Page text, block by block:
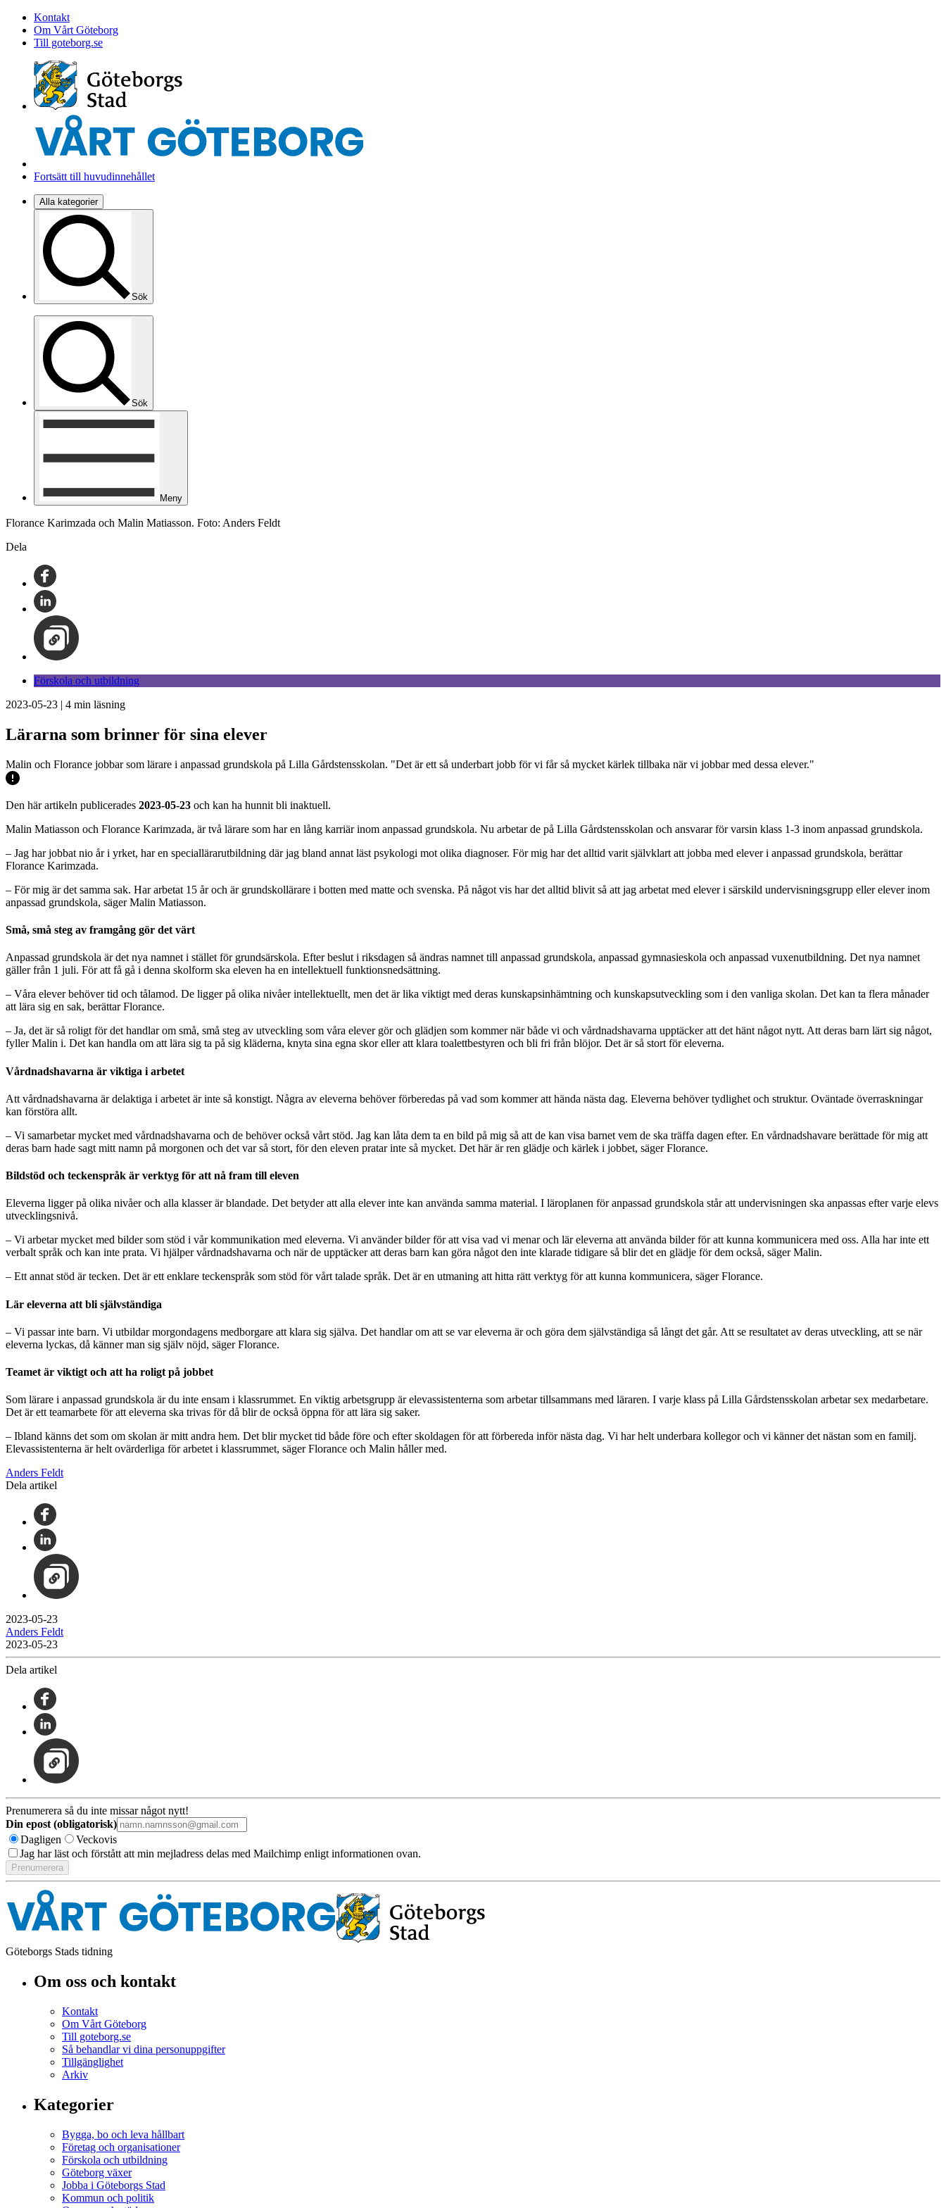
Kontakt
Om Vårt Göteborg
Till goteborg.se
Fortsätt till huvudinnehållet
Alla kategorier
Sök
Sök
Meny
Florance Karimzada och Malin Matiasson. Foto: Anders Feldt
Dela
Förskola och utbildning
2023-05-23 | 4 min läsning
Lärarna som brinner för sina elever
Malin och Florance jobbar som lärare i anpassad grundskola på Lilla Gårdstensskolan. "Det är ett så underbart jobb för vi får så mycket kärlek tillbaka när vi jobbar med dessa elever."
Den här artikeln publicerades 2023-05-23 och kan ha hunnit bli inaktuell.
Malin Matiasson och Florance Karimzada, är två lärare som har en lång karriär inom anpassad grundskola. Nu arbetar de på Lilla Gårdstensskolan och ansvarar för varsin klass 1-3 inom anpassad grundskola.
– Jag har jobbat nio år i yrket, har en speciallärarutbildning där jag bland annat läst psykologi mot olika diagnoser. För mig har det alltid varit självklart att jobba med elever i anpassad grundskola, berättar
Florance Karimzada.
– För mig är det samma sak. Har arbetat 15 år och är grundskollärare i botten med matte och svenska. På något vis har det alltid blivit så att jag arbetat med elever i särskild undervisningsgrupp eller elever inom
anpassad grundskola, säger Malin Matiasson.
Små, små steg av framgång gör det värt
Anpassad grundskola är det nya namnet i stället för grundsärskola. Efter beslut i riksdagen så ändras namnet till anpassad grundskola, anpassad gymnasieskola och anpassad vuxenutbildning. Det nya namnet
gäller från 1 juli. För att få gå i denna skolform ska eleven ha en intellektuell funktionsnedsättning.
– Våra elever behöver tid och tålamod. De ligger på olika nivåer intellektuellt, men det är lika viktigt med deras kunskapsinhämtning och kunskapsutveckling som i den vanliga skolan. Det kan ta flera månader
att lära sig en sak, berättar Florance.
– Ja, det är så roligt för det handlar om små, små steg av utveckling som våra elever gör och glädjen som kommer när både vi och vårdnadshavarna upptäcker att det hänt något nytt. Att deras barn lärt sig något,
fyller Malin i. Det kan handla om att lära sig ta på sig kläderna, knyta sina egna skor eller att klara toalettbestyren och bli fri från blöjor. Det är så stort för eleverna.
Vårdnadshavarna är viktiga i arbetet
Att vårdnadshavarna är delaktiga i arbetet är inte så konstigt. Några av eleverna behöver förberedas på vad som kommer att hända nästa dag. Eleverna behöver tydlighet och struktur. Oväntade överraskningar
kan förstöra allt.
– Vi samarbetar mycket med vårdnadshavarna och de behöver också vårt stöd. Jag kan låta dem ta en bild på mig så att de kan visa barnet vem de ska träffa dagen efter. En vårdnadshavare berättade för mig att
deras barn hade sagt mitt namn på morgonen och det var så stort, för den eleven pratar inte så mycket. Det här är ren glädje och kärlek i jobbet, säger Florance.
Bildstöd och teckenspråk är verktyg för att nå fram till eleven
Eleverna ligger på olika nivåer och alla klasser är blandade. Det betyder att alla elever inte kan använda samma material. I läroplanen för anpassad grundskola står att undervisningen ska anpassas efter varje elevs
utvecklingsnivå.
– Vi arbetar mycket med bilder som stöd i vår kommunikation med eleverna. Vi använder bilder för att visa vad vi menar och lär eleverna att använda bilder för att kunna kommunicera med oss. Alla har inte ett
verbalt språk och kan inte prata. Vi hjälper vårdnadshavarna och när de upptäcker att deras barn kan göra något den inte klarade tidigare så blir det en glädje för dem också, säger Malin.
– Ett annat stöd är tecken. Det är ett enklare teckenspråk som stöd för vårt talade språk. Det är en utmaning att hitta rätt verktyg för att kunna kommunicera, säger Florance.
Lär eleverna att bli självständiga
– Vi passar inte barn. Vi utbildar morgondagens medborgare att klara sig själva. Det handlar om att se var eleverna är och göra dem självständiga så långt det går. Att se resultatet av deras utveckling, att se när
eleverna lyckas, då känner man sig själv nöjd, säger Florance.
Teamet är viktigt och att ha roligt på jobbet
Som lärare i anpassad grundskola är du inte ensam i klassrummet. En viktig arbetsgrupp är elevassistenterna som arbetar tillsammans med läraren. I varje klass på Lilla Gårdstensskolan arbetar sex medarbetare.
Det är ett teamarbete för att eleverna ska trivas för då blir de också öppna för att lära sig saker.
– Ibland känns det som om skolan är mitt andra hem. Det blir mycket tid både före och efter skoldagen för att förbereda inför nästa dag. Vi har helt underbara kollegor och vi känner det nästan som en familj.
Elevassistenterna är helt ovärderliga för arbetet i klassrummet, säger Florance och Malin håller med.
Anders Feldt
Dela artikel
2023-05-23
Anders Feldt
2023-05-23
Dela artikel
Prenumerera så du inte missar något nytt!
Din epost (obligatorisk)
Dagligen
Veckovis
Jag har läst och förstått att min mejladress delas med Mailchimp enligt informationen ovan.
Göteborgs Stads tidning
Om oss och kontakt
Kontakt
Om Vårt Göteborg
Till goteborg.se
Så behandlar vi dina personuppgifter
Tillgänglighet
Arkiv
Kategorier
Bygga, bo och leva hållbart
Företag och organisationer
Förskola och utbildning
Göteborg växer
Jobba i Göteborgs Stad
Kommun och politik